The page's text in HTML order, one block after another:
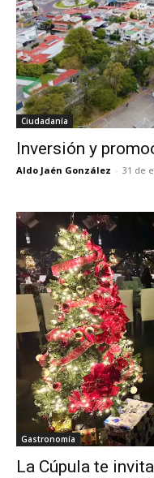
Ciudadanía
Inversión y
Aldo Jaén González - 31 de
Gastronomía
La Cúpula te